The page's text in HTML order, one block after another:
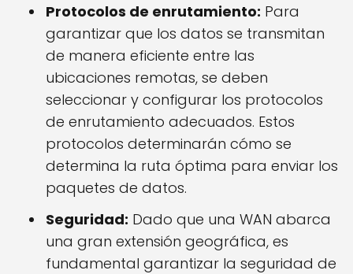
Protocolos de enrutamiento: Para
garantizar que los datos se transmitan
de manera eficiente entre las
ubicaciones remotas, se deben
seleccionar y configurar los protocolos
de enrutamiento adecuados. Estos
protocolos determinarán cómo se
determina la ruta óptima para enviar los
paquetes de datos.
Seguridad: Dado que una WAN abarca
una gran extensión geográfica, es
fundamental garantizar la seguridad de